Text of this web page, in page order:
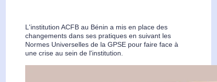
L'institution ACFB au Bénin a mis en place des
changements dans ses pratiques en suivant les
Normes Universelles de la GPSE pour faire face à
une crise au sein de l'institution.